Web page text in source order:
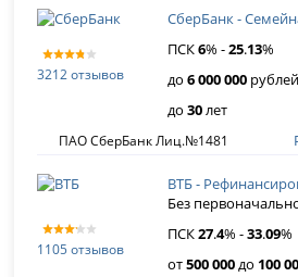
3212 отзывов
СберБанк -
ПСК6% -25.13%
до6 000 000 рублей
до30лет
ПАО СберБанк Лиц.№1481
1105 отзывов
ВТБ -
Без
ПСК27.4% -33.09%
от500 000до 100